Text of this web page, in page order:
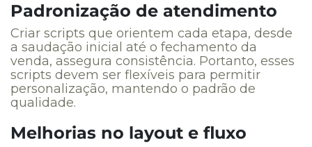
Padronização de atendimento
Criar scripts que orientem cada etapa, desde
a saudação inicial até o fechamento da
venda, assegura consistência. Portanto, esses
scripts devem ser flexíveis para permitir
personalização, mantendo o padrão de
qualidade.
Melhorias no layout e fluxo